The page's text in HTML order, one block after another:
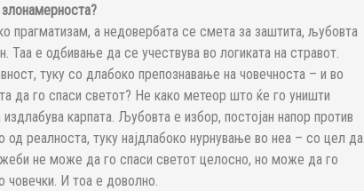
прагматизам, а недовербата се смета за заштита, љубовта
Таа е одбивање да се учествува во логиката на стравот.
туку со длабоко препознавање на човечноста – и во
го спаси светот? Не како метеор што ќе го уништи
издлабува карпата. Љубовта е избор, постојан напор против
од реалноста, туку најдлабоко нурнување во неа – со цел да
не може да го спаси светот целосно, но може да го
човечки. И тоа е доволно.